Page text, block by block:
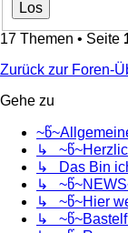
17 Themen • Seite
Zurück zur Foren-
Gehe zu
↳
↳ Das Bin
↳
↳ ~წ~Hier
↳